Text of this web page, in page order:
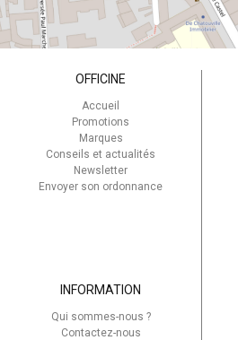
OFFICINE
Accueil
Promotions
Marques
Conseils et actualités
Newsletter
Envoyer son ordonnance
INFORMATION
Qui sommes-nous ?
Contactez-nous